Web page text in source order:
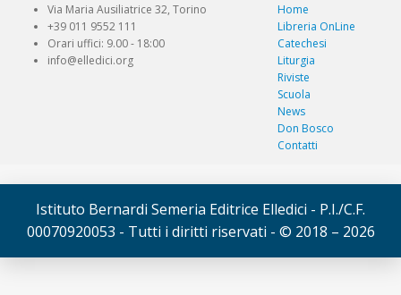
Via Maria Ausiliatrice 32, Torino
+39 011 9552 111
Orari uffici: 9.00 - 18:00
info@elledici.org
Home
Libreria OnLine
Catechesi
Liturgia
Riviste
Scuola
News
Don Bosco
Contatti
Istituto Bernardi Semeria Editrice Elledici - P.I./C.F.
00070920053 - Tutti i diritti riservati - © 2018 – 2026